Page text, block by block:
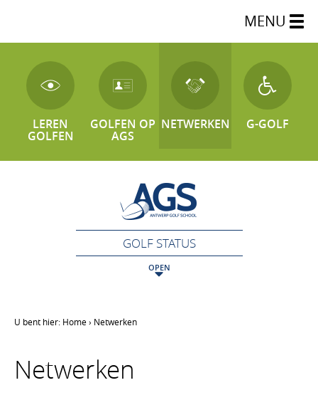
MENU
LEREN
GOLFEN
GOLFEN OP
AGS
NETWERKEN G-GOLF
GOLF STATUS
OPEN
U bent hier: Home› Netwerken
Netwerken